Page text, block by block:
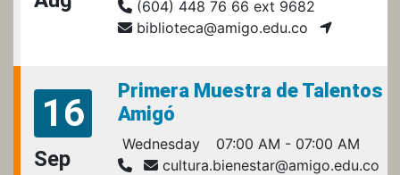
(604) 448 76 66 ext 9682
biblioteca@amigo.edu.co
16
Sep
Primera Muestra de Talentos
Amigó
Wednesday
07:00 AM - 07:00 AM
cultura.bienestar@amigo.edu.co